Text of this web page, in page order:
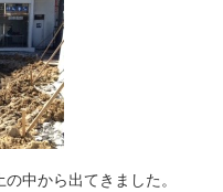
中から出てきました。